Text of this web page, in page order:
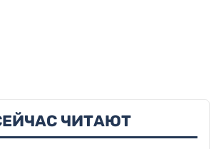
ЧИТАЮТ